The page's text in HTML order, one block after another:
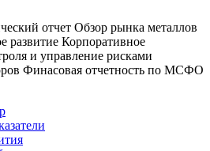
отчет Обзор рынка металлов
развитие Корпоративное
и управление рисками
Финасовая отчетность по МСФО